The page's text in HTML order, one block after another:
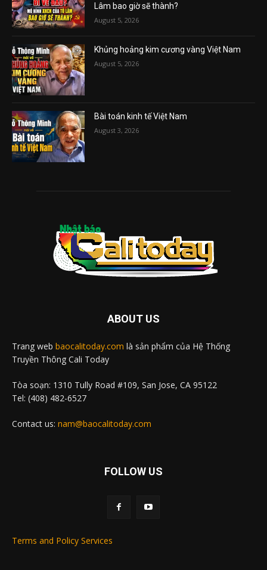
Lâm bao giờ sẽ thành?
August 5, 2026
Khủng hoảng kim cương vàng Việt Nam
August 5, 2026
Bài toán kinh tế Việt Nam
August 3, 2026
ABOUT US
Trang web baocalitoday.com là sản phẩm của Hệ Thống
Truyền Thông Cali Today
Tòa soạn: 1310 Tully Road #109, San Jose, CA 95122
Tel: (408) 482-6527
Contact us: nam@baocalitoday.com
FOLLOW US
Terms and Policy Services